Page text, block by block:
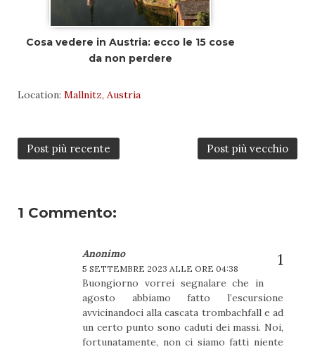
Cosa vedere in Austria: ecco le 15 cose
da non perdere
Location: Mallnitz, Austria
Post più recente Post più vecchio
1 Commento:
Anonimo
5 SETTEMBRE 2023 ALLE ORE 04:38
Buongiorno vorrei segnalare che in
agosto abbiamo fatto l’escursione
avvicinandoci alla cascata trombachfall e ad
un certo punto sono caduti dei massi. Noi,
fortunatamente, non ci siamo fatti niente